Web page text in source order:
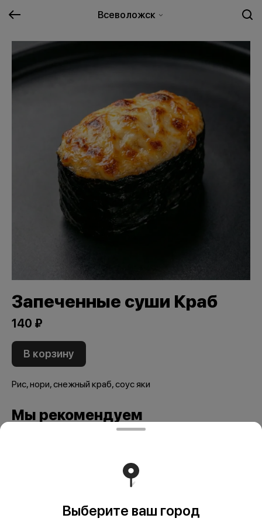
Всеволожск
Запеченные суши Краб
140 ₽
В корзину
Рис, нори, снежный краб, соус яки
Мы рекомендуем
Выберите ваш город